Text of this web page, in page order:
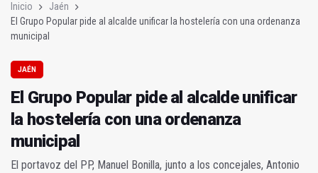
Inicio
Jaén
El Grupo Popular pide al alcalde unificar la hostelería con una ordenanza
municipal
JAÉN
El Grupo Popular pide al alcalde unificar
la hostelería con una ordenanza
municipal
El portavoz del PP, Manuel Bonilla, junto a los concejales, Antonio